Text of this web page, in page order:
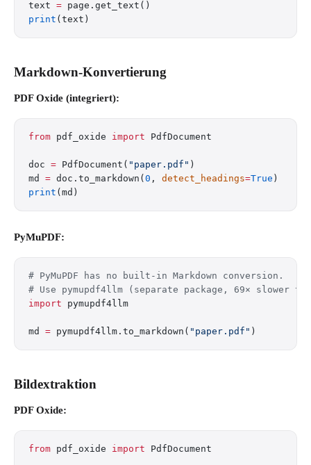
text = page.get_text()
print (text)
Markdown-Konvertierung
PDF Oxide (integriert):
from pdf_oxide import PdfDocument
doc = PdfDocument( "paper.pdf" )
md = doc.to_markdown( 0 , detect_headings=True )
print (md)
PyMuPDF:
# PyMuPDF has no built-in Markdown conversion.
# Use pymupdf4llm (separate package, 69× slower
import pymupdf4llm
md = pymupdf4llm.to_markdown( "paper.pdf" )
Bildextraktion
PDF Oxide:
from pdf_oxide import PdfDocument